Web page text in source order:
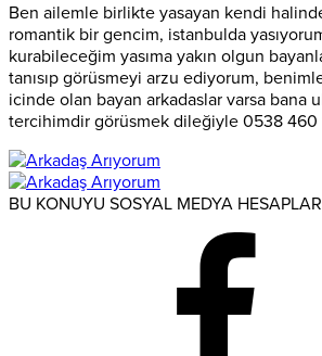
Ben ailemle birlikte yasayan kendi
romantik bir gencim, istanbulda
kurabileceğim yasıma yakın olgun
tanısıp görüsmeyi arzu ediyorum,
icinde olan bayan arkadaslar varsa bana
tercihimdir görüsmek dileğiyle 0538 460
BU KONUYU SOSYAL MEDYA